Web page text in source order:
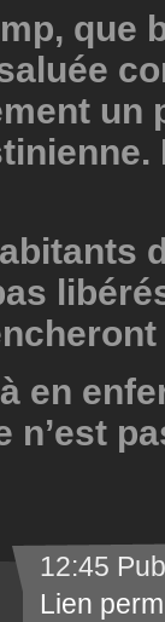
que
un
en
n’est
12:45
Lien